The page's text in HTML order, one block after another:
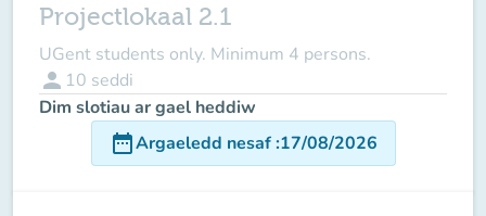
Projectlokaal 2.1
UGent students only. Minimum 4 persons.
person 10 seddi
Dim slotiau ar gael heddiw
date_rangeArgaeledd nesaf:17/08/2026